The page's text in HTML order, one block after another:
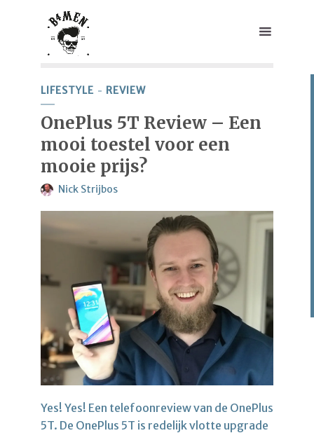
LIFESTYLE REVIEW
OnePlus 5T Review – Een
mooi toestel voor een
mooie prijs?
Nick Strijbos
Yes! Yes! Een telefoonreview van de OnePlus
5T. De OnePlus 5T is redelijk vlotte upgrade